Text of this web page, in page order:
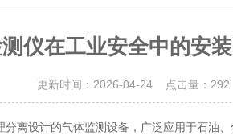
仪在工业安全中的安
更新时间：2026-04-24 点击量： 292
设计的气体监测设备，广泛应用于石油